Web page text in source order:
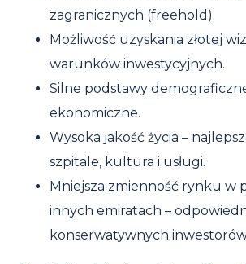
zagranicznych (freehold).
Możliwość uzyskania złotej
warunków inwestycyjnych.
Silne podstawy
ekonomiczne.
Wysoka jakość życia –
szpitale, kultura i usługi.
Mniejsza zmienność rynku w
innych emiratach –
konserwatywnych